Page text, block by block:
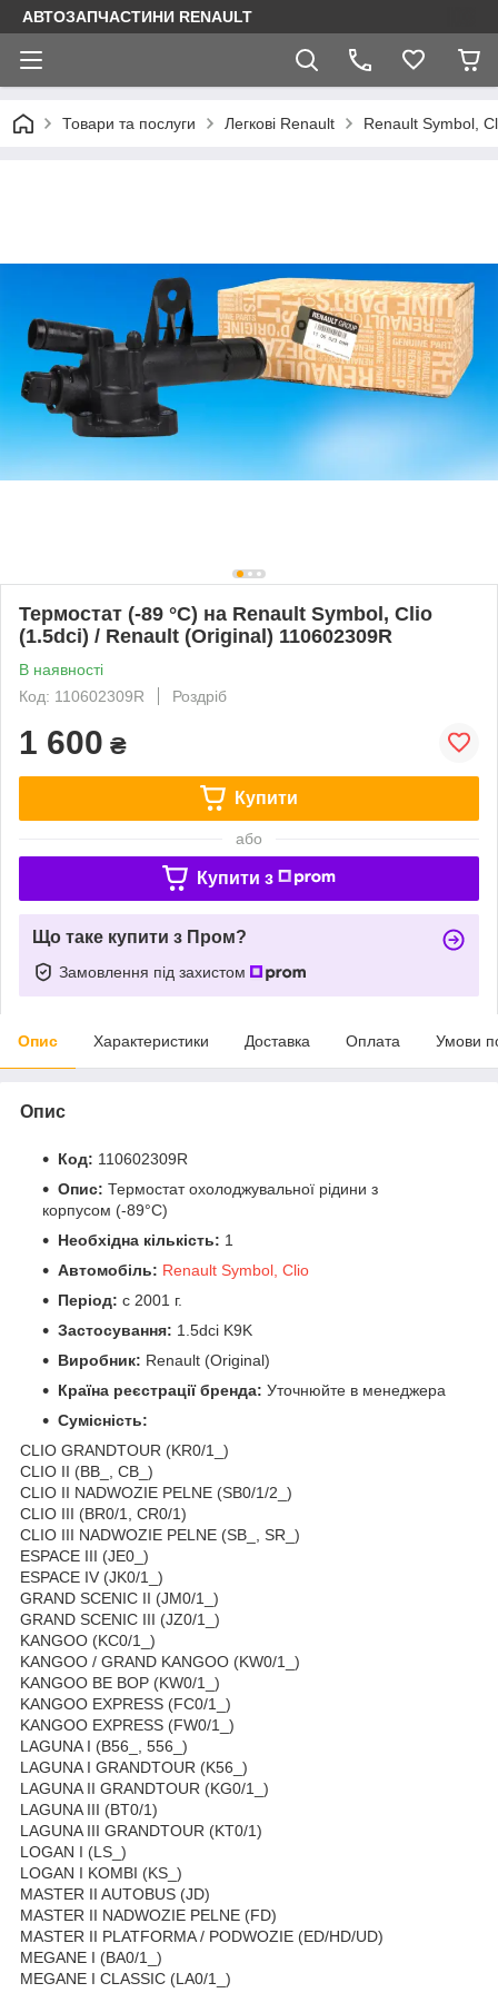
АВТОЗАПЧАСТИНИ RENAULT
Товари та послуги Легкові Renault Renault Symbol,
Термостат (-89 °C) на Renault Symbol, Clio
(1.5dci) / Renault (Original) 110602309R
В наявності
Код: 110602309R
Роздріб
1 600 ₴
Купити
або
Купити з
Що таке купити з Пром?
Замовлення під захистом
Опис Характеристики Доставка Оплата Умови
Опис
Код: 110602309R
Опис: Термостат охолоджувальної рідини з
корпусом (-89°C)
Необхідна кількість: 1
Автомобіль: Renault Symbol, Clio
Період: c 2001 г.
Застосування: 1.5dci K9K
Виробник: Renault (Original)
Країна реєстрації бренда: Уточнюйте в менеджера
Сумісність:
CLIO GRANDTOUR (KR0/1_)
CLIO II (BB_, CB_)
CLIO II NADWOZIE PELNE (SB0/1/2_)
CLIO III (BR0/1, CR0/1)
CLIO III NADWOZIE PELNE (SB_, SR_)
ESPACE III (JE0_)
ESPACE IV (JK0/1_)
GRAND SCENIC II (JM0/1_)
GRAND SCENIC III (JZ0/1_)
KANGOO (KC0/1_)
KANGOO / GRAND KANGOO (KW0/1_)
KANGOO BE BOP (KW0/1_)
KANGOO EXPRESS (FC0/1_)
KANGOO EXPRESS (FW0/1_)
LAGUNA I (B56_, 556_)
LAGUNA I GRANDTOUR (K56_)
LAGUNA II GRANDTOUR (KG0/1_)
LAGUNA III (BT0/1)
LAGUNA III GRANDTOUR (KT0/1)
LOGAN I (LS_)
LOGAN I KOMBI (KS_)
MASTER II AUTOBUS (JD)
MASTER II NADWOZIE PELNE (FD)
MASTER II PLATFORMA / PODWOZIE (ED/HD/UD)
MEGANE I (BA0/1_)
MEGANE I CLASSIC (LA0/1_)